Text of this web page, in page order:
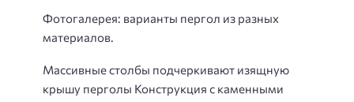
Фотогалерея: варианты пергол из разных
материалов.
Массивные столбы подчеркивают изящную
крышу перголы Конструкция с каменными